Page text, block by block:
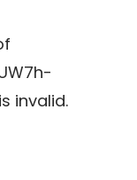
invalid.